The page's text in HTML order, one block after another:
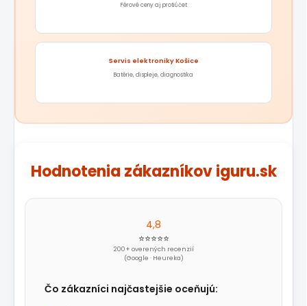
Férové ceny aj protiúčet
Servis elektroniky Košice
Batérie, displeje, diagnostika
Hodnotenia zákazníkov iguru.sk
4,8
⭐⭐⭐⭐⭐
200+ overených recenzií
(Google · Heureka)
Čo zákazníci najčastejšie oceňujú: